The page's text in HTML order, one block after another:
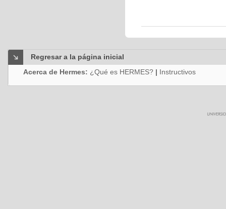
Regresar a la página inicial
Acerca de Hermes: ¿Qué es HERMES? | Instructivos